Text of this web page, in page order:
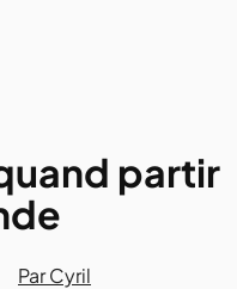
partir
Par Cyril